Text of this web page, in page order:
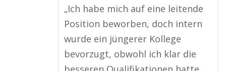
„Ich habe mich auf eine leitende
Position beworben, doch intern
wurde ein jüngerer Kollege
bevorzugt, obwohl ich klar die